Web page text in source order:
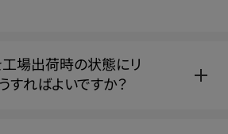
場出荷時の状態にリ
すればよいですか？